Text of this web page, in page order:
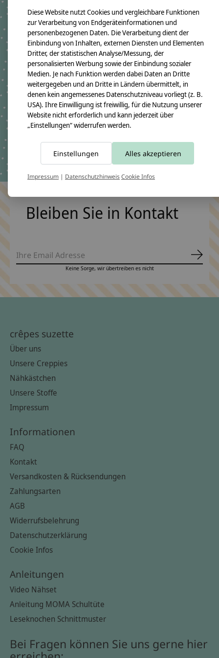
crêpes suzette
Krabbeldecke mit Namen
bestickt und den tollen
Motiven Regenbogen und
Blumen
€119,90 - €199,90
*Inkl. MwSt. zzgl.
Versandkosten
Bleiben Sie in Kontakt
Keine Sorge, wir übertreiben es nicht
crêpes suzette
Über uns
Unsere Creppies
Nähkästchen
Unsere Stoffe
Impressum
Informationen
FAQ
Kontakt
Versandkosten & Rücksendungen
Zahlungsarten
AGB
Widerrufsbelehrung
Datenschutzerklärung
Cookie Infos
Anleitungen
Video Nähset
Anleitung MOMA Schultüte
Leseknochen Schnittmuster
Bei Fragen können Sie uns gerne hier
Diese Website nutzt Cookies und vergleichbare Funktionen
zur Verarbeitung von Endgeräteinformationen und
personenbezogenen Daten. Die Verarbeitung dient der
Einbindung von Inhalten, externen Diensten und Elementen
Dritter, der statistischen Analyse/Messung, der
personalisierten Werbung sowie der Einbindung sozialer
Medien. Je nach Funktion werden dabei Daten an Dritte
weitergegeben und an Dritte in Ländern übermittelt, in
denen kein angemessenes Datenschutzniveau vorliegt (z. B.
USA). Ihre Einwilligung ist freiwillig, für die Nutzung unserer
Website nicht erforderlich und kann jederzeit über
„Einstellungen“ widerrufen werden.
Einstellungen Alles akzeptieren
Impressum | DatenschutzhinweisCookie Infos